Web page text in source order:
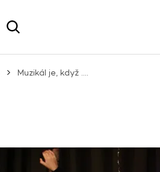
Muzikál je, když ....